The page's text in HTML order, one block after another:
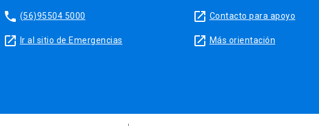
phone (56)95504 5000
launch Ir al sitio de Emergencias
launch Contacto para apoyo
launch Más orientación